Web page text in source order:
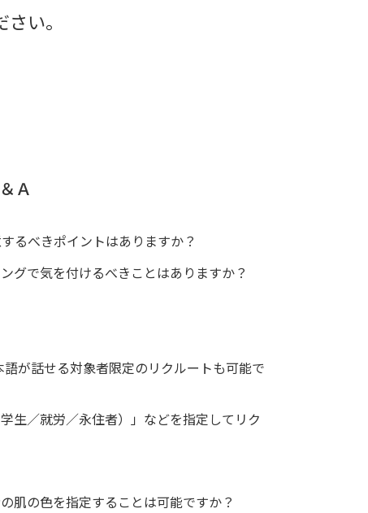
い。
Ａ
るべきポイントはありますか？
グで気を付けるべきことはありますか？
が話せる対象者限定のリクルートも可能で
生／就労／永住者）」などを指定してリク
肌の色を指定することは可能ですか？